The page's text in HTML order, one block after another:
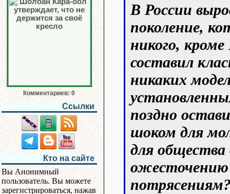
Комментариев: 0
Ссылки
Кто на сайте
Вы Анонимный
пользователь. Вы можете
зарегистрироваться, нажав
В России
поколение,
никого,
составил
никаких
поздно
шоком для
для общества
ожесточению